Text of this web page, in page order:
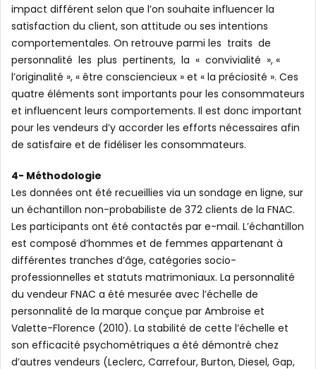
impact différent selon que l’on souhaite influencer la
satisfaction du client, son attitude ou ses intentions
comportementales. On retrouve parmi les traits de
personnalité les plus pertinents, la « convivialité », «
l’originalité », « être consciencieux » et « la préciosité ». Ces
quatre éléments sont importants pour les consommateurs
et influencent leurs comportements. Il est donc important
pour les vendeurs d’y accorder les efforts nécessaires afin
de satisfaire et de fidéliser les consommateurs.
4- Méthodologie
Les données ont été recueillies via un sondage en ligne, sur
un échantillon non-probabiliste de 372 clients de la FNAC.
Les participants ont été contactés par e-mail. L’échantillon
est composé d’hommes et de femmes appartenant à
différentes tranches d’âge, catégories socio-
professionnelles et statuts matrimoniaux. La personnalité
du vendeur FNAC a été mesurée avec l’échelle de
personnalité de la marque conçue par Ambroise et
Valette-Florence (2010). La stabilité de cette l’échelle et
son efficacité psychométriques a été démontré chez
d’autres vendeurs (Leclerc, Carrefour, Burton, Diesel, Gap,